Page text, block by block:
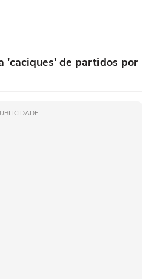
'caciques' de partidos por